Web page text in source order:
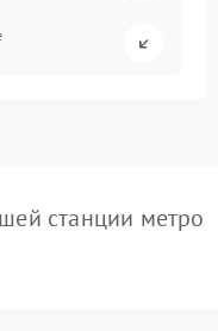
станции метро